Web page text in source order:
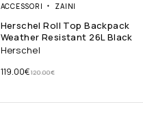
ACCESSORI ZAINI
Herschel Roll Top Backpack
Weather Resistant 26L Black
Herschel
120.00€
119.00€